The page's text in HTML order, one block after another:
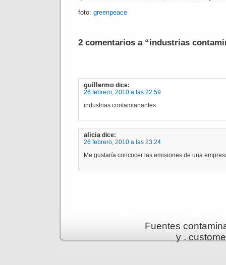
foto: greenpeace
2 comentarios a “industrias
guillermo dice:
26 febrero, 2010 a las 22:59
industrias contamianantes
alicia dice:
26 febrero, 2010 a las 23:24
Me gustaría concocer las emisiones de una
Fuentes
y .